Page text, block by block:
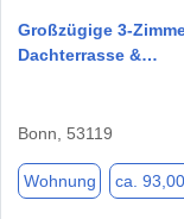
Großzügige 3-
Dachterrasse &…
Bonn, 53119
Wohnung ca.